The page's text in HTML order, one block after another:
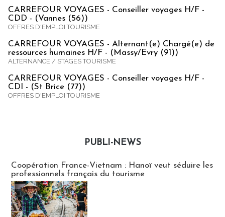
CARREFOUR VOYAGES - Conseiller voyages H/F -
CDD - (Vannes (56))
OFFRES D'EMPLOI TOURISME
CARREFOUR VOYAGES - Alternant(e) Chargé(e) de
ressources humaines H/F - (Massy/Evry (91))
ALTERNANCE / STAGES TOURISME
CARREFOUR VOYAGES - Conseiller voyages H/F -
CDI - (St Brice (77))
OFFRES D'EMPLOI TOURISME
PUBLI-NEWS
Coopération France-Vietnam : Hanoï veut séduire les
professionnels français du tourisme